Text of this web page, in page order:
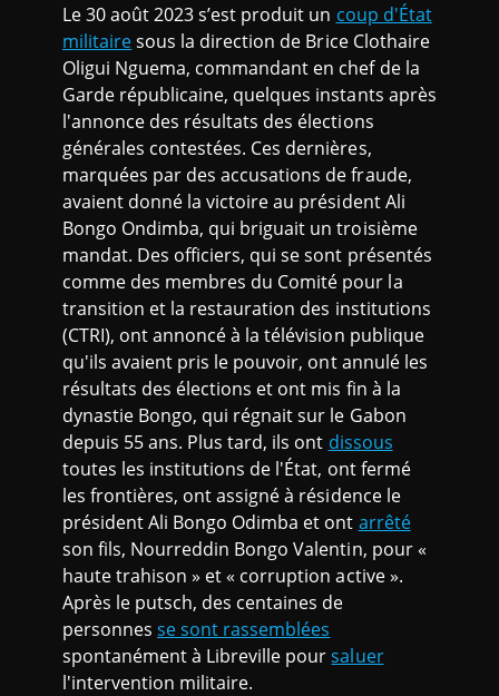
Le 30 août 2023 s’est produit un coup d'État
militairesous la direction de Brice Clothaire
Oligui Nguema, commandant en chef de la
Garde républicaine, quelques instants après
l'annonce des résultats des élections
générales contestées. Ces dernières,
marquées par des accusations de fraude,
avaient donné la victoire au président Ali
Bongo Ondimba, qui briguait un troisième
mandat. Des officiers, qui se sont présentés
comme des membres du Comité pour la
transition et la restauration des institutions
(CTRI), ont annoncé à la télévision publique
qu'ils avaient pris le pouvoir, ont annulé les
résultats des élections et ont mis fin à la
dynastie Bongo, qui régnait sur le Gabon
depuis 55 ans. Plus tard, ils ont dissous
toutes les institutions de l'État, ont fermé
les frontières, ont assigné à résidence le
président Ali Bongo Odimba et ont arrêté
son fils, Nourreddin Bongo Valentin, pour «
haute trahison » et « corruption active ».
Après le putsch, des centaines de
personnesse sont rassemblées
spontanément à Libreville poursaluer
l'intervention militaire.